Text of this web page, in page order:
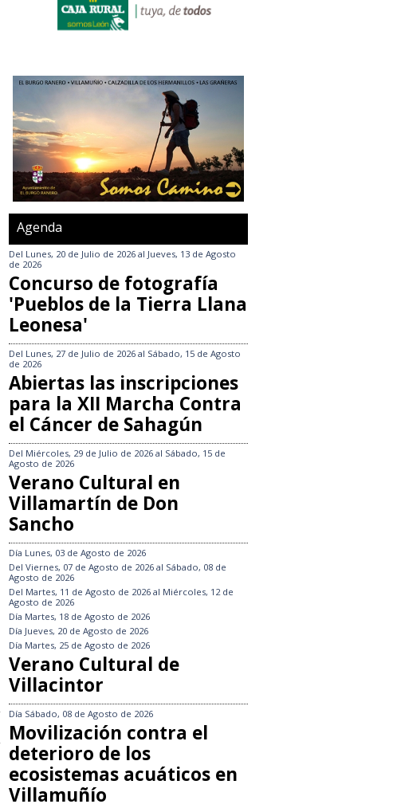
Agenda
Del Lunes, 20 de Julio de 2026 al Jueves, 13 de Agosto
de 2026
Concurso de fotografía
'Pueblos de la Tierra Llana
Leonesa'
Del Lunes, 27 de Julio de 2026 al Sábado, 15 de Agosto
de 2026
Abiertas las inscripciones
para la XII Marcha Contra
el Cáncer de Sahagún
Del Miércoles, 29 de Julio de 2026 al Sábado, 15 de
Agosto de 2026
Verano Cultural en
Villamartín de Don
Sancho
Día Lunes, 03 de Agosto de 2026
Del Viernes, 07 de Agosto de 2026 al Sábado, 08 de
Agosto de 2026
Del Martes, 11 de Agosto de 2026 al Miércoles, 12 de
Agosto de 2026
Día Martes, 18 de Agosto de 2026
Día Jueves, 20 de Agosto de 2026
Día Martes, 25 de Agosto de 2026
Verano Cultural de
Villacintor
Día Sábado, 08 de Agosto de 2026
Movilización contra el
deterioro de los
ecosistemas acuáticos en
Villamuñío